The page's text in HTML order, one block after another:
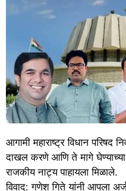
आगामी महाराष्ट्र विधान परिषद
दाखल करणे आणि ते मागे घेण्याच्या
राजकीय नाट्य पाहायला मिळाले.
विवाद: गणेश गिते यांनी आपला